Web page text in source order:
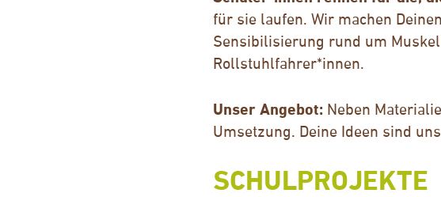
für sie laufen. Wir machen
Sensibilisierung rund um
Rollstuhlfahrer*innen.
Unser Angebot: Neben
Umsetzung. Deine Ideen sind
SCHULPROJEKTE